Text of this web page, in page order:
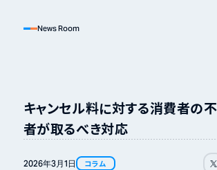
News Room
キャンセル料に対する消費者の不
者が取るべき対応
2026年3月1日 コラム